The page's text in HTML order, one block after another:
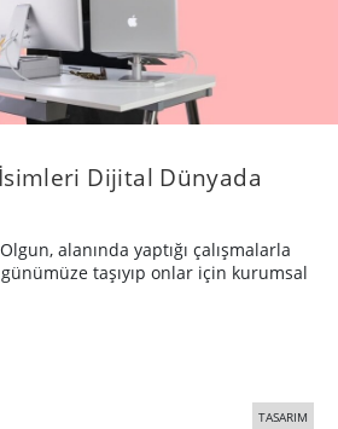
Dijital Dünyada
alanında yaptığı çalışmalarla
taşıyıp onlar için kurumsal
TASARIM